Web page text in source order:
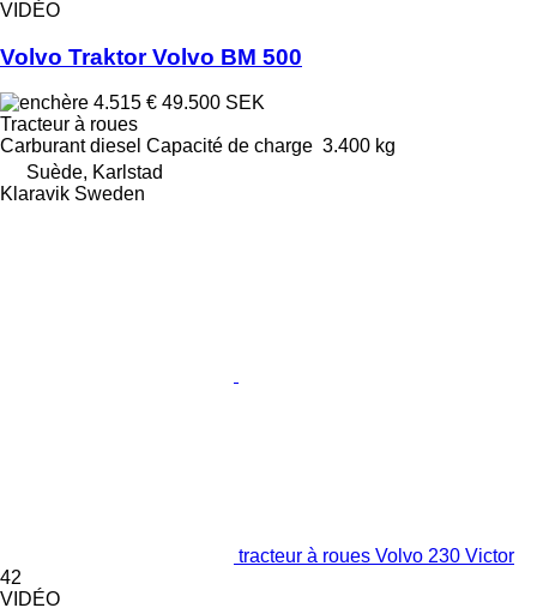
VIDÉO
Volvo Traktor Volvo BM 500
4.515 € 49.500 SEK
Tracteur à roues
Carburant diesel Capacité de charge 3.400 kg
Suède, Karlstad
Klaravik Sweden
tracteur à roues Volvo 230 Victor
42
VIDÉO